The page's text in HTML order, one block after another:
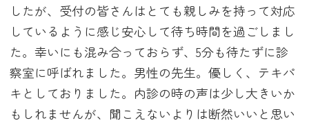
したが、受付の皆さんはとても親しみを持って対応
しているように感じ安心して待ち時間を過ごしまし
た。幸いにも混み合っておらず、5分も待たずに診
察室に呼ばれました。男性の先生。優しく、テキパ
キとしておりました。内診の時の声は少し大きいか
もしれませんが、聞こえないよりは断然いいと思い